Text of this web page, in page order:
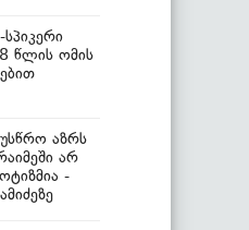
წლის ომის
აზრს
არ
-